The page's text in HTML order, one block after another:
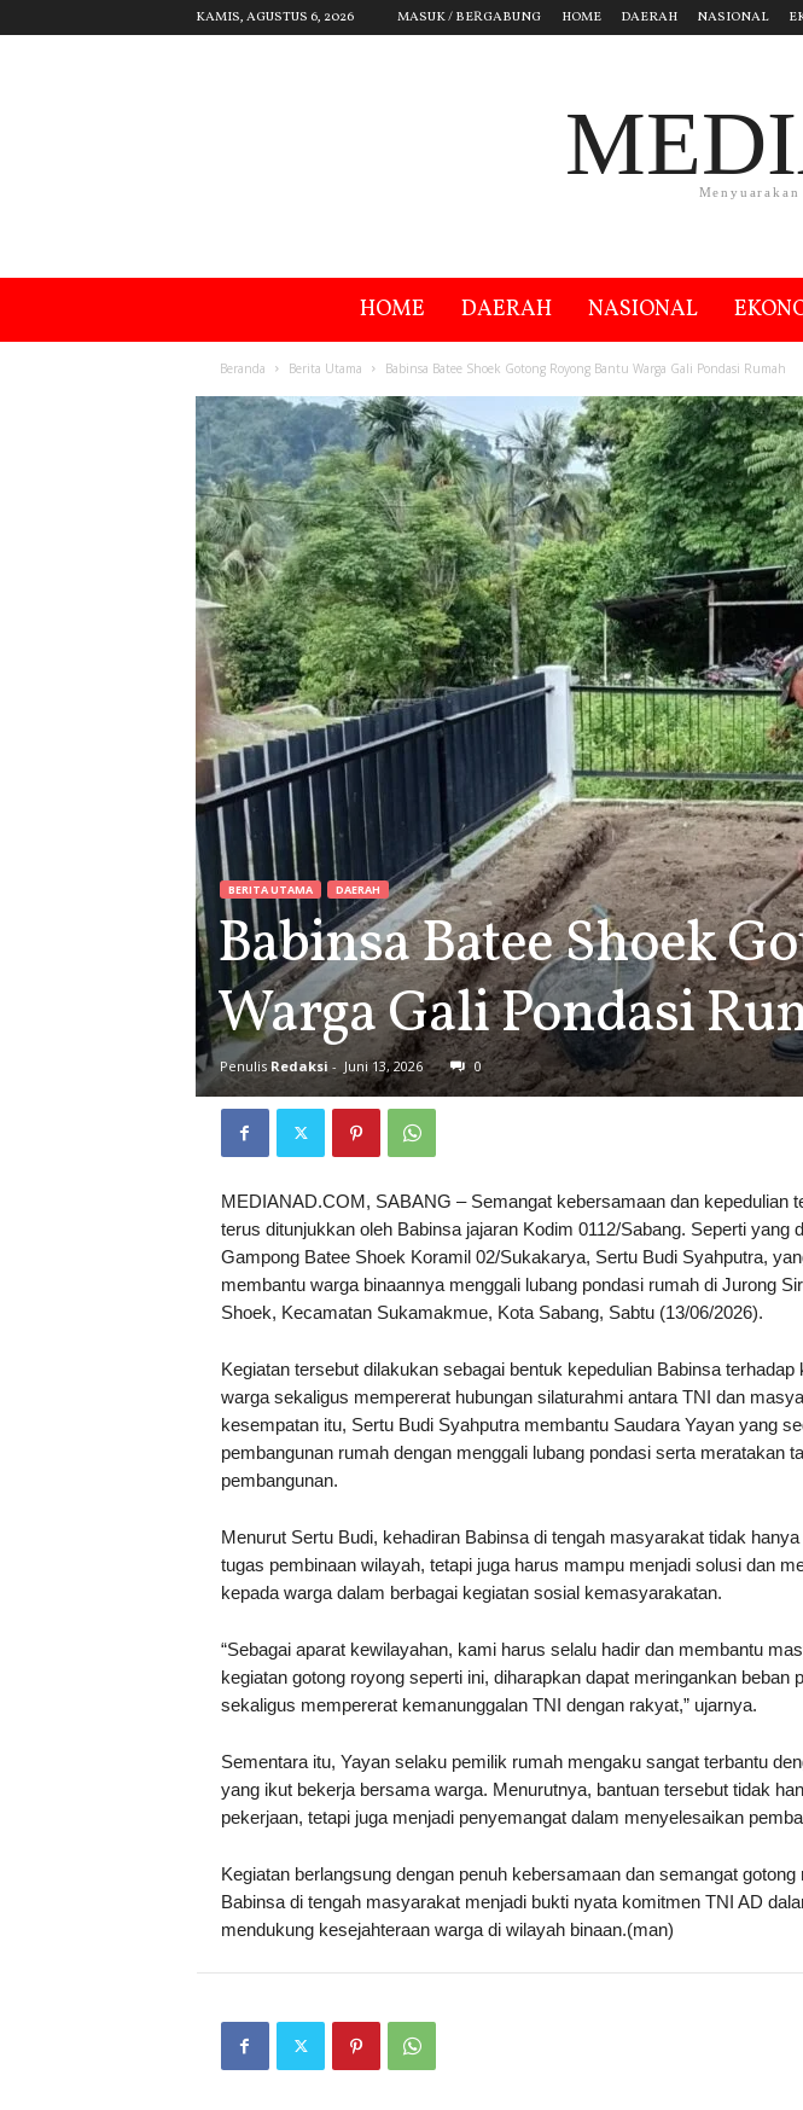
KAMIS, AGUSTUS 6, 2026 MASUK / BERGABUNG HOME DAERAH NASIONAL
HOME DAERAH NASIONAL
Beranda Berita Utama Babinsa Batee Shoek Gotong Royong Bantu Warga Gali Pondasi Rumah
BERITA UTAMA DAERAH
Babinsa Batee Shoek
Warga Gali Pondasi
Penulis Redaksi - Juni 13, 2026 0
MEDIANAD.COM, SABANG – Semangat kebersamaan dan kepedulian
terus ditunjukkan oleh Babinsa jajaran Kodim 0112/Sabang. Seperti yang
Gampong Batee Shoek Koramil 02/Sukakarya, Sertu Budi Syahputra,
membantu warga binaannya menggali lubang pondasi rumah di Jurong
Shoek, Kecamatan Sukamakmue, Kota Sabang, Sabtu (13/06/2026).
Kegiatan tersebut dilakukan sebagai bentuk kepedulian Babinsa terhadap
warga sekaligus mempererat hubungan silaturahmi antara TNI dan
kesempatan itu, Sertu Budi Syahputra membantu Saudara Yayan yang
pembangunan rumah dengan menggali lubang pondasi serta meratakan
pembangunan.
Menurut Sertu Budi, kehadiran Babinsa di tengah masyarakat tidak
tugas pembinaan wilayah, tetapi juga harus mampu menjadi solusi dan
kepada warga dalam berbagai kegiatan sosial kemasyarakatan.
“Sebagai aparat kewilayahan, kami harus selalu hadir dan membantu
kegiatan gotong royong seperti ini, diharapkan dapat meringankan beban
sekaligus mempererat kemanunggalan TNI dengan rakyat,” ujarnya.
Sementara itu, Yayan selaku pemilik rumah mengaku sangat terbantu
yang ikut bekerja bersama warga. Menurutnya, bantuan tersebut tidak
pekerjaan, tetapi juga menjadi penyemangat dalam menyelesaikan
Kegiatan berlangsung dengan penuh kebersamaan dan semangat gotong
Babinsa di tengah masyarakat menjadi bukti nyata komitmen TNI AD
mendukung kesejahteraan warga di wilayah binaan.(man)